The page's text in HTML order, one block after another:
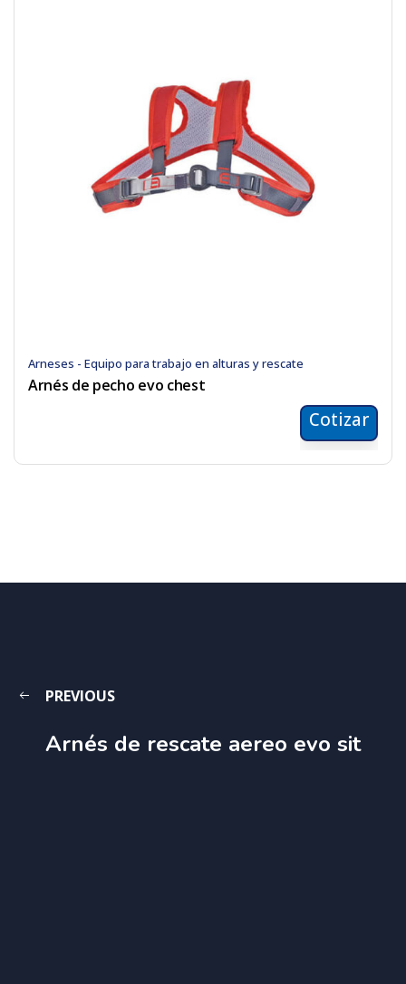
Arneses - Equipo para trabajo en alturas y rescate
Arnés de pecho evo chest
Cotizar
PREVIOUS
Arnés de rescate aereo evo sit